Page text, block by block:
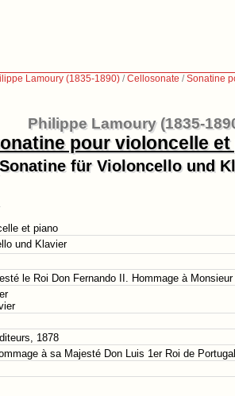
Lamoury (1835-1890) /Cellosonate /Sonatine
Philippe Lamoury (1835-
pour violoncelle et
für Violoncello und
et piano
und Klavier
le Roi Don Fernando II. Hommage à
1878
à sa Majesté Don Luis 1er Roi de